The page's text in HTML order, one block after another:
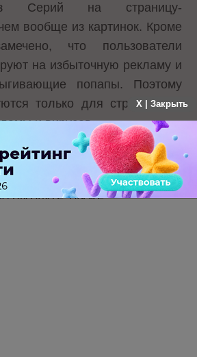
Серий на страницу-
вообще из картинок. Кроме
что пользователи
на избыточную рекламу и
попапы. Поэтому
только для страниц без
и вирусов.
Изображения
ЧИТАЙТЕ ТАКЖЕ
X | Закрыть